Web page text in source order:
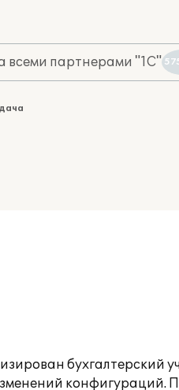
всеми партнерами "1С"
бухгалтерский
конфигураций.